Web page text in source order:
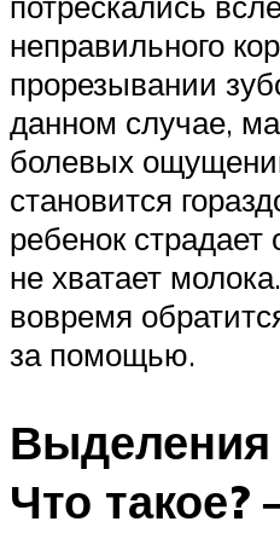
неправильного
прорезывании
данном случае,
болевых
становится
ребенок страдает
не хватает
вовремя
за помощью.
Выделения
Что такое?